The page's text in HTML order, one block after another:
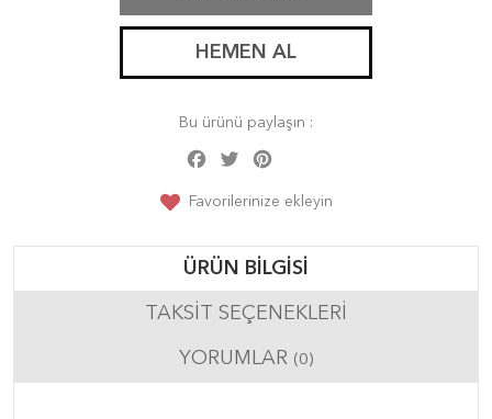
HEMEN AL
Bu ürünü paylaşın :
Facebook
Twitter
Favorilerinize ekleyin
ÜRÜN BILGISI
TAKSIT SEÇENEKLERI
YORUMLAR (0)